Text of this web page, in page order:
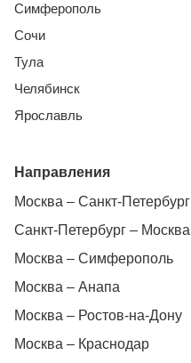
Симферополь
Сочи
Тула
Челябинск
Ярославль
Направления
Москва – Санкт-Петербург
Санкт-Петербург – Москва
Москва – Симферополь
Москва – Анапа
Москва – Ростов-на-Дону
Москва – Краснодар